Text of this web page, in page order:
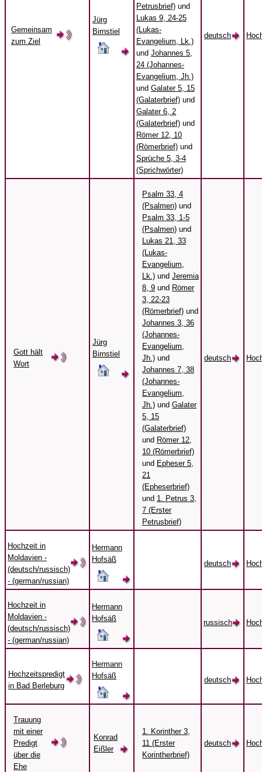
Gemeinsam
zum Ziel
Jürg
Birnstiel
Petrusbrief) und
Lukas 9, 24-25
(Lukas-
Evangelium, Lk.)
und Johannes 5,
24 (Johannes-
Evangelium, Jh.)
und Galater 5, 15
(Galaterbrief) und
Galater 6, 2
(Galaterbrief) und
Römer 12, 10
(Römerbrief) und
Sprüche 5, 3-4
(Sprichwörter)
deutsch
Gott hält
Wort
Jürg
Birnstiel
Psalm 33, 4
(Psalmen) und
Psalm 33, 1-5
(Psalmen) und
Lukas 21, 33
(Lukas-
Evangelium,
Lk.) und Jeremia
8, 9 und Römer
3, 22-23
(Römerbrief) und
Johannes 3, 36
(Johannes-
Evangelium,
Jh.) und
Johannes 7, 38
(Johannes-
Evangelium,
Jh.) und Galater
5, 15
(Galaterbrief)
und Römer 12,
10 (Römerbrief)
und Epheser 5,
21
(Epheserbrief)
und 1. Petrus 3,
7 (Erster
Petrusbrief)
deutsch
Hochzeit in
Moldavien -
(deutsch/russisch)
- (german/russian)
Hermann
Hofsäß
deutsch
Hochzeit in
Moldavien -
(deutsch/russisch)
- (german/russian)
Hermann
Hofsäß
russisch
Hochzeitspredigt
in Bad Berleburg
Hermann
Hofsäß
deutsch
Trauung
mit einer
Predigt
über die
Ehe
Konrad
Eißler
1. Korinther 3,
11 (Erster
Korintherbrief)
deutsch